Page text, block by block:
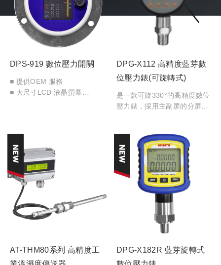
DPS-919 數位壓力開關
■ 提供OEM 服務
■ 大尺寸LCD 液晶螢幕
DPG-X112 高精度藍芽數
位壓力錶(可旋轉式)
是一款可旋330°的高精度數位
壓力錶，採用主副屏的分屏顯
值、最小值及量程範圍等數
據。可通過type-c 或藍芽功能
匯出紀錄的數據，並可對多種
參數進行設置。可應用在機械
電子行業、工程機械、壓力實
驗室等場合。
AT-THM80系列 高精度工
DPG-X182R 藍芽旋轉式